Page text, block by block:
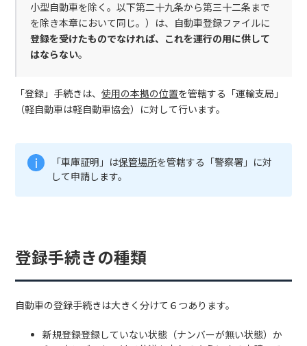
小型自動車を除く。以下第二十九条から第三十二条まで
を除き本章において同じ。）は、自動車登録ファイルに
登録を受けたものでなければ、これを運行の用に供して
はならない。
「登録」手続きは、使用の本拠の位置を管轄する「運輸支局」
（軽自動車は軽自動車協会）に対して行います。
「車庫証明」は保管場所を管轄する「警察署」に対
して申請します。
登録手続きの種類
自動車の登録手続きは大きく分けて６つあります。
新規登録登録していない状態（ナンバーが無い状態）か